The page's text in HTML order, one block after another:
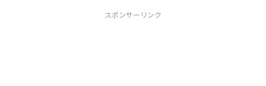
スポンサーリンク